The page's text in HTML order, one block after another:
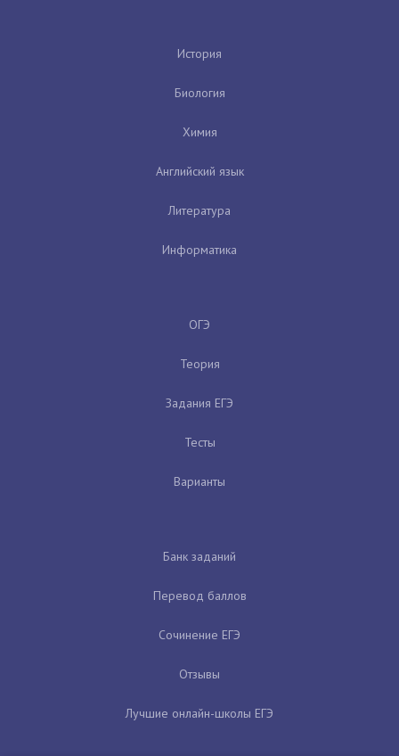
История
Биология
Химия
Английский язык
Литература
Информатика
ОГЭ
Теория
Задания ЕГЭ
Тесты
Варианты
Банк заданий
Перевод баллов
Сочинение ЕГЭ
Отзывы
Лучшие онлайн-школы ЕГЭ